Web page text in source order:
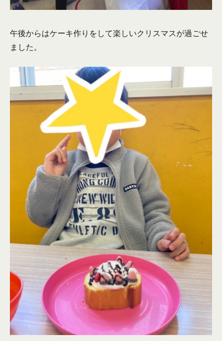
午後からはケーキ作りをして楽しいクリスマスが過ごせ
ました。